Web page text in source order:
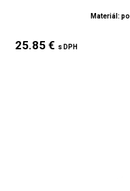
Materiál:
25.85 € s DPH